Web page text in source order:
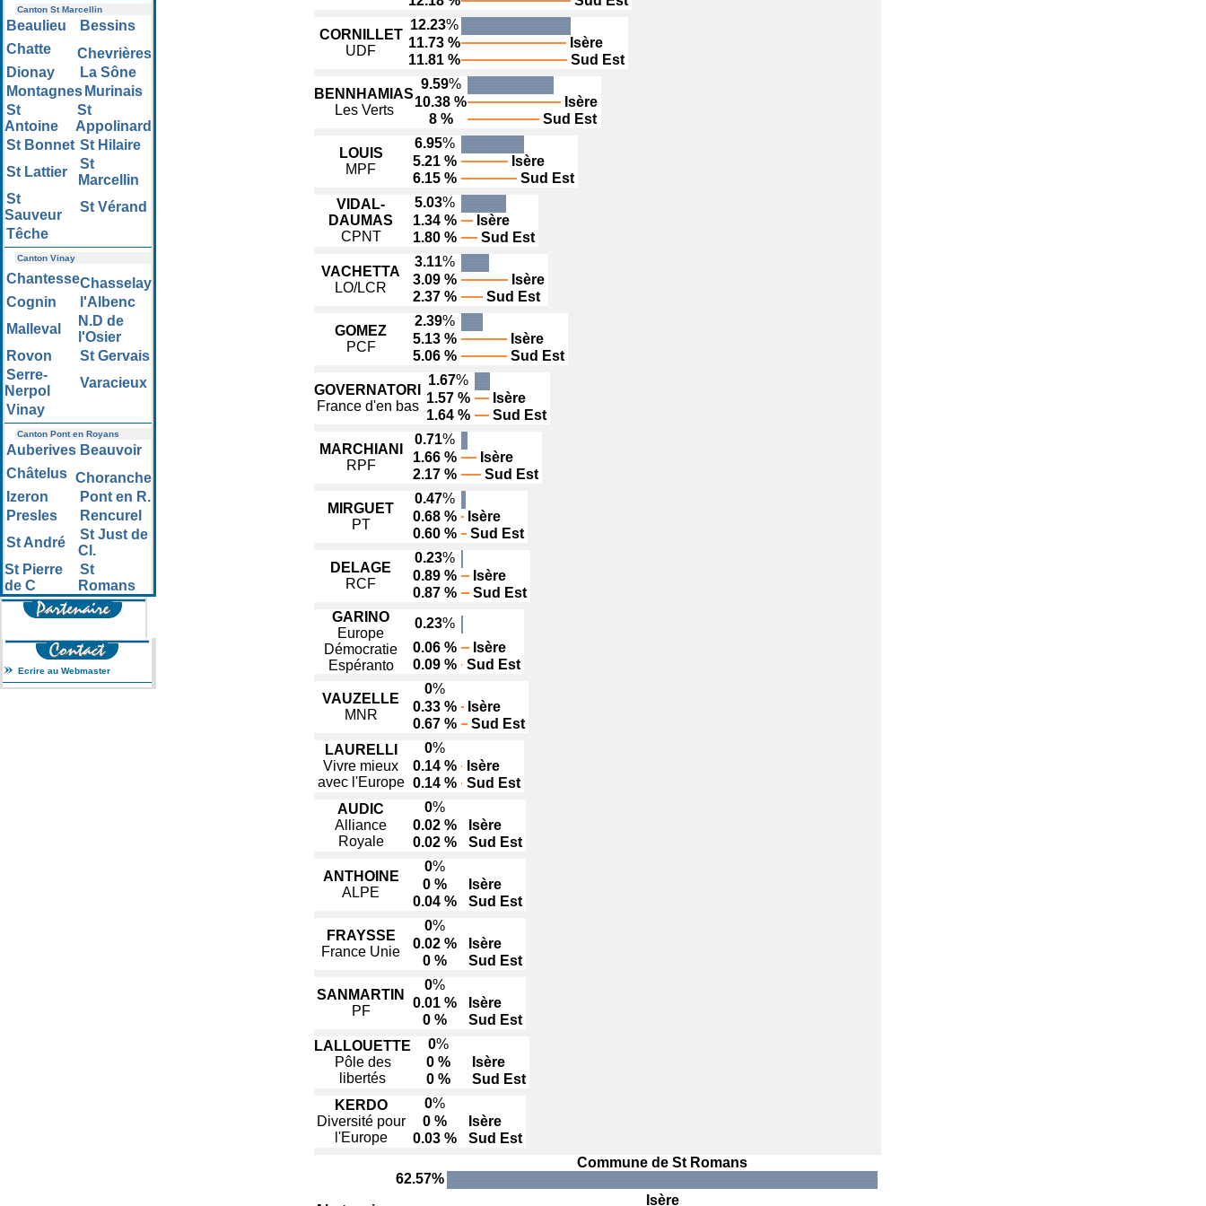
Canton St Marcellin
Beaulieu
Bessins
Chatte
Chevrières
Dionay
La Sône
Montagnes Murinais
St
Antoine
St
Appolinard
St Bonnet St Hilaire
St Lattier
St
Marcellin
St
Sauveur
St Vérand
Têche
Canton Vinay
ChantesseChasselay
Cognin
l'Albenc
Malleval
N.D de
l'Osier
Rovon
St Gervais
Serre-
Nerpol
Varacieux
Vinay
Canton Pont en Royans
Auberives Beauvoir
Châtelus Choranche
Izeron
Pont en R.
Presles
Rencurel
St André
St Just de
Cl.
St Pierre
de C
St
Romans
Ecrire au Webmaster
CORNILLET
UDF
12.23%
11.73 %
Isère
11.81 %
Sud Est
BENNHAMIAS
Les Verts
9.59%
10.38 %
Isère
8 %
Sud Est
LOUIS
MPF
6.95%
5.21 %
Isère
6.15 %
Sud Est
VIDAL-
DAUMAS
CPNT
5.03%
1.34 %
Isère
1.80 %
Sud Est
VACHETTA
LO/LCR
3.11%
3.09 %
Isère
2.37 %
Sud Est
GOMEZ
PCF
2.39%
5.13 %
Isère
5.06 %
Sud Est
GOVERNATORI
France d'en bas
1.67%
1.57 %
Isère
1.64 %
Sud Est
MARCHIANI
RPF
0.71%
1.66 %
Isère
2.17 %
Sud Est
MIRGUET
PT
0.47%
0.68 %
Isère
0.60 %
Sud Est
DELAGE
RCF
0.23%
0.89 %
Isère
0.87 %
Sud Est
GARINO
Europe
Démocratie
Espéranto
0.23%
0.06 %
Isère
0.09 %
Sud Est
VAUZELLE
MNR
0%
0.33 %
Isère
0.67 %
Sud Est
LAURELLI
Vivre mieux
avec l'Europe
0%
0.14 %
Isère
0.14 %
Sud Est
AUDIC
Alliance
Royale
0%
0.02 %
Isère
0.02 %
Sud Est
ANTHOINE
ALPE
0%
0 %
Isère
0.04 %
Sud Est
FRAYSSE
France Unie
0%
0.02 %
Isère
0 %
Sud Est
SANMARTIN
PF
0%
0.01 %
Isère
0 %
Sud Est
LALLOUETTE
Pôle des
libertés
0%
0 %
Isère
0 %
Sud Est
KERDO
Diversité pour
l'Europe
0%
0 %
Isère
0.03 %
Sud Est
Commune de St Romans
62.57%
Isère